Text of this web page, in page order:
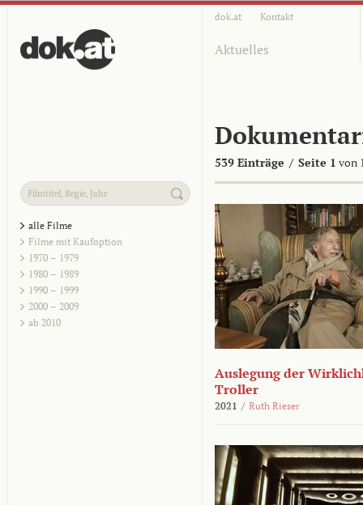
dok.at Kontakt
Aktuelles
539 Einträge / Seite 1 von
alle Filme
Filme mit Kaufoption
1970 – 1979
1980 – 1989
1990 – 1999
2000 – 2009
ab 2010
Auslegung der
Troller
2021 / Ruth Rieser